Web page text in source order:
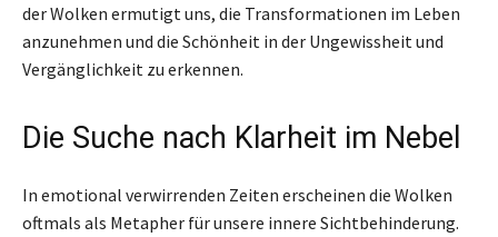
der Wolken ermutigt uns, die Transformationen im Leben
anzunehmen und die Schönheit in der Ungewissheit und
Vergänglichkeit zu erkennen.
Die Suche nach Klarheit im Nebel
In emotional verwirrenden Zeiten erscheinen die Wolken
oftmals als Metapher für unsere innere Sichtbehinderung.